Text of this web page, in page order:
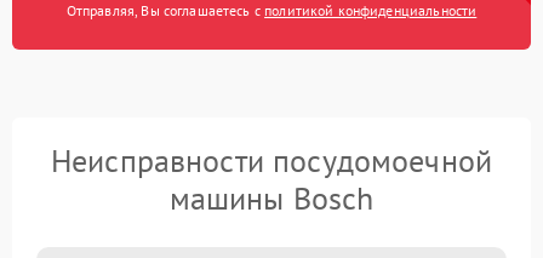
Отправляя, Вы соглашаетесь с политикой конфиденциальности
Неисправности посудомоечной
машины Bosch